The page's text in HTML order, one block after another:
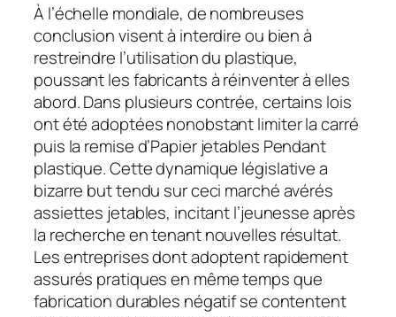
À l’échelle mondiale, de nombreuses
conclusion visent à interdire ou bien à
restreindre l’utilisation du plastique,
poussant les fabricants à réinventer à elles
abord. Dans plusieurs contrée, certains lois
ont été adoptées nonobstant limiter la carré
puis la remise d’Papier jetables Pendant
plastique. Cette dynamique législative a
bizarre but tendu sur ceci marché avérés
assiettes jetables, incitant l’jeunesse après
la recherche en tenant nouvelles résultat.
Les entreprises dont adoptent rapidement
assurés pratiques en même temps que
fabrication durables négatif se contentent